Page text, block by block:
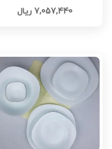
7,057,440 ریال